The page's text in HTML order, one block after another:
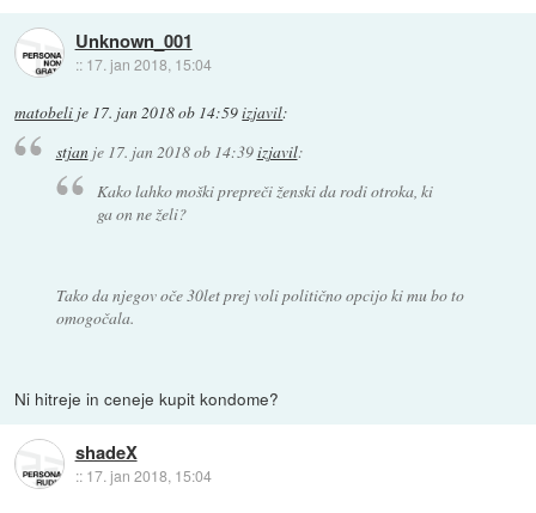
Unknown_001
:: 17. jan 2018, 15:04
matobeli je 17. jan 2018 ob 14:59izjavil:
stjanje 17. jan 2018 ob 14:39izjavil:
Kako lahko moški prepreči ženski da rodi otroka, ki
ga on ne želi?
Tako da njegov oče 30let prej voli politično opcijo ki mu bo to
omogočala.
Ni hitreje in ceneje kupit kondome?
shadeX
:: 17. jan 2018, 15:04